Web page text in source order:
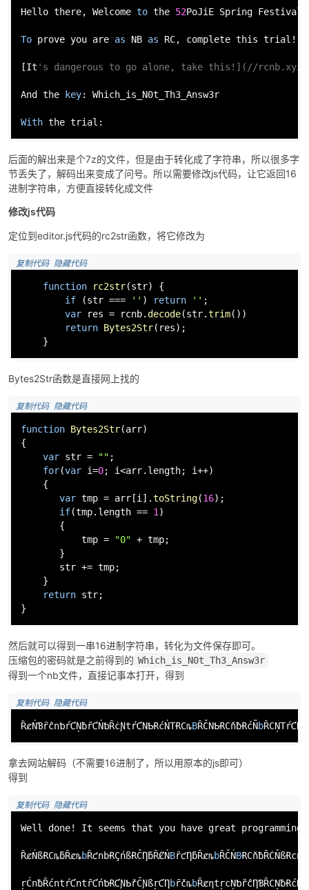
Hello there, Welcome to the 52PoJiE Spring Festival
To prove you are as NB as RC, complete this trial!
[It 's dangerous to go alone, take this!](//rcnb.xyz)
And the key: Which_is_N0t_Th3_Answ3r
With the trial:
后面的解出来是个7z的文件，但是由于转化成了字符串，所以很多字
节丢失了，解码出来变成了问号。所以需要修改js代码，让它返回16
进制字符串，方便直接转化成文件
修改js代码
定位到editor.js代码的rc2str函数，将它修改为
复制代码 隐藏代码
function rc2str(str) {
if (str === '' ) return '' ;
var res = rcnb.decode(str.trim())
return Bytes2Str(res);
}
Bytes2Str函数是直接网上找的
复制代码 隐藏代码
function Bytes2Str(arr)
{
var str = "" ;
for(var i=0; i<arr. length; i++)
{
var tmp = arr[i].toString(16);
if(tmp. length == 1 )
{
tmp =
"0" + tmp;
}
str += tmp;
}
return str;
}
然后就可以得到一串16进制字符串，转化为文件保存即可。
压缩包的密码就是之前得到的 Which_is_N0t_Th3_Answ3r
得到一个nb文件，直接记事本打开，得到
复制代码 隐藏代码
ȐȼŃƁȓĉnƅŕƇŅƀȓƇŃƅȒċƝtŕƇNƄɌćŃTɌCȵBȒČNƄɌCňƀɌćÑb
拿去网站解码（不需要16进制了，所以用原本的js即可）
得到
复制代码 隐藏代码
Well done! It seems that you have great
ȐȼŃßɌCȵƃȒȼȵbȒƈnbɌÇńßɌĈȠƃȒȻŃBȓƈȠƃȒȼȵbȒČŃB
ŗĆnƀȒćntŕƇntȓƇńƅɌƇƝƄřĈƝßŗƇȠbȓčȵb